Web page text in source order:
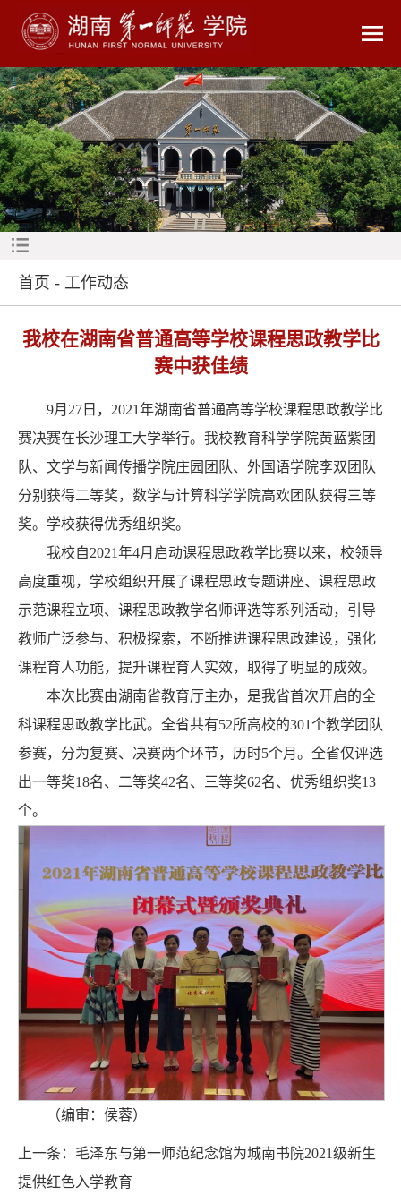
首页 - 工作动态
我校在湖南省普通高等学校课程思政教学比
赛中获佳绩
9月27日，2021年湖南省普通高等学校课程思政教学比
赛决赛在长沙理工大学举行。我校教育科学学院黄蓝紫团
队、文学与新闻传播学院庄园团队、外国语学院李双团队
分别获得二等奖，数学与计算科学学院高欢团队获得三等
奖。学校获得优秀组织奖。
我校自2021年4月启动课程思政教学比赛以来，校领导
高度重视，学校组织开展了课程思政专题讲座、课程思政
示范课程立项、课程思政教学名师评选等系列活动，引导
教师广泛参与、积极探索，不断推进课程思政建设，强化
课程育人功能，提升课程育人实效，取得了明显的成效。
本次比赛由湖南省教育厅主办，是我省首次开启的全
科课程思政教学比武。全省共有52所高校的301个教学团队
参赛，分为复赛、决赛两个环节，历时5个月。全省仅评选
出一等奖18名、二等奖42名、三等奖62名、优秀组织奖13
个。
（编审：侯蓉）
上一条： 毛泽东与第一师范纪念馆为城南书院2021级新生
提供红色入学教育